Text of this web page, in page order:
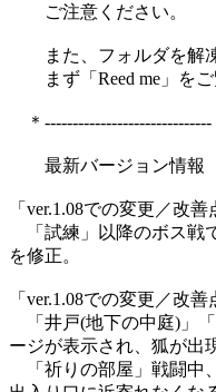
ご注意ください。
また、フォルダを解凍
まず「Reed me」をご
＊------------------------------
最新バージョン情報
「ver.1.08での変更／改善
「試練」以降のボス戦
を修正。
「ver.1.08での変更／改善
「井戸(地下の中庭)」
ージが表示され、狐が出
「祈りの部屋」戦闘中